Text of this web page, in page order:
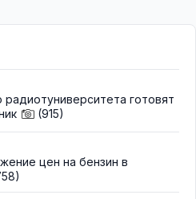
радиотуниверситета готовят
(915)
цен на бензин в